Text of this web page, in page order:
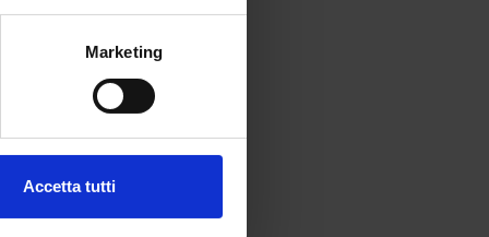
metro,Marketing
Accetta tutti
Collegata
Collegata